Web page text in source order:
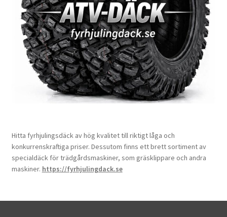
Hitta fyrhjulingsdäck av hög kvalitet till riktigt låga och
konkurrenskraftiga priser. Dessutom finns ett brett sortiment av
specialdäck för trädgårdsmaskiner, som gräsklippare och andra
maskiner. https://fyrhjulingdack.se